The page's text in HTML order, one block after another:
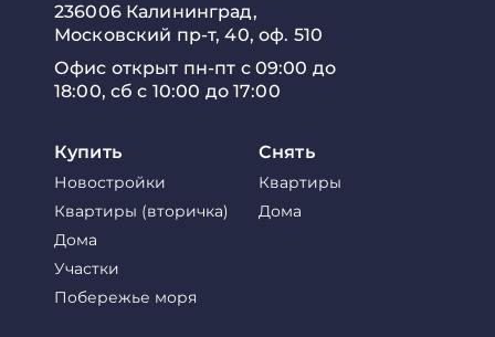
236006 Калининград,
Московский пр-т, 40, оф. 510
Офис открыт пн-пт с 09:00 до
18:00, сб с 10:00 до 17:00
Купить
Новостройки
Квартиры (вторичка)
Дома
Участки
Побережье моря
Снять
Квартиры
Дома